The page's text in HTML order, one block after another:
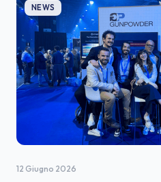
NEWS
12 Giugno 2026